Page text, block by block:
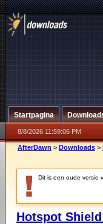
Startpagina
8/8/2026 11:59:06 PM
AfterDawn > Downloads >
Dit is een oude versie
Hotspot